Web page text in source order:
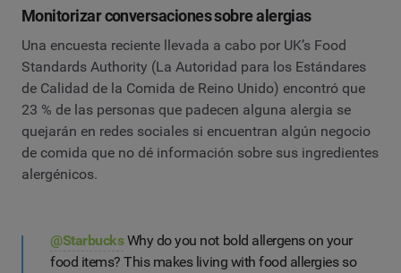
Monitorizar conversaciones sobre alergias
Una encuesta reciente llevada a cabo por UK’s Food
Standards Authority (La Autoridad para los Estándares
de Calidad de la Comida de Reino Unido) encontró que
23 % de las personas que padecen alguna alergia se
quejarán en redes sociales si encuentran algún negocio
de comida que no dé información sobre sus ingredientes
alergénicos.
@StarbucksWhy do you not bold allergens on your
food items? This makes living with food allergies so